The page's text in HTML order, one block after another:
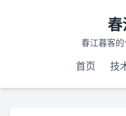
春江暮客
首页 技